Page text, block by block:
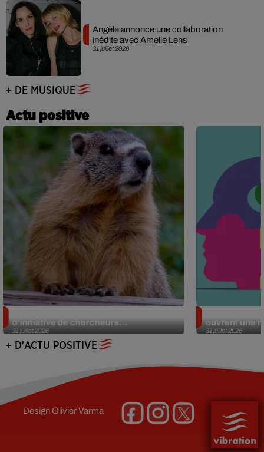
31 juillet 2026
Angèle annonce une collaboration
inédite avec Amelie Lens
+ DE MUSIQUE
Actu positive
31 juillet 2026
d’initiative de chercheurs...
31 juillet 2026
ouvrent une
+ D'ACTU POSITIVE
DesignOlivier Varma